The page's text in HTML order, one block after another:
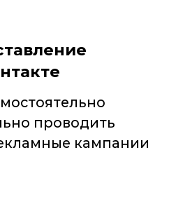
10 минут